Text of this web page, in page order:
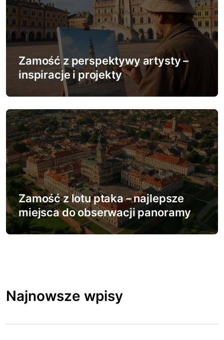
u
Zamość z perspektywy artysty –
inspiracje i projekty
Zamość z lotu ptaka – najlepsze
miejsca do obserwacji panoramy
Najnowsze wpisy